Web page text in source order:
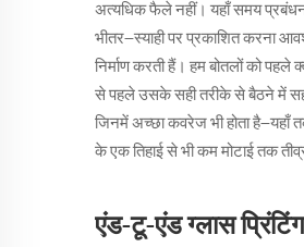
अत्यधिक फैले नहीं। यहाँ समय प्रबंधन
भीतर—स्याही पर प्रकाशित करना
निर्माण करती हैं। हम बोतलों को
से पहले उसके सही तरीके से बैठने में
जिनमें अच्छा कवरेज भी होता है—यहाँ
के एक तिहाई से भी कम मोटाई तक
एंड-टू-एंड ग्लास